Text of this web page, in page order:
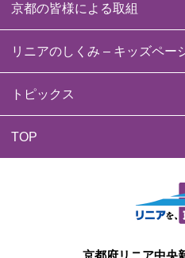
京都の皆様による取組
リニアのしくみ – キッズペー
トピックス
TOP
京都府リニア中央